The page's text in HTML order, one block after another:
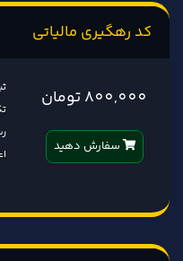
کد رهگیری مالیاتی
800,000 تومان
سفارش دهید